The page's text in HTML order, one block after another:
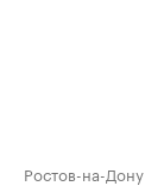
Ростов-на-Дону